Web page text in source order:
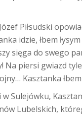
Piłsudski
idzie, łbem
sięga do swego
Na piersi gwiazd
Kasztanka
w Sulejówku,
Lubelskich,